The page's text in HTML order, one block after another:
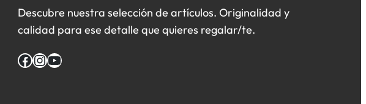
Descubre nuestra selección de artículos. Originalidad y
calidad para ese detalle que quieres regalar/te.
Facebook InstagramYouTube